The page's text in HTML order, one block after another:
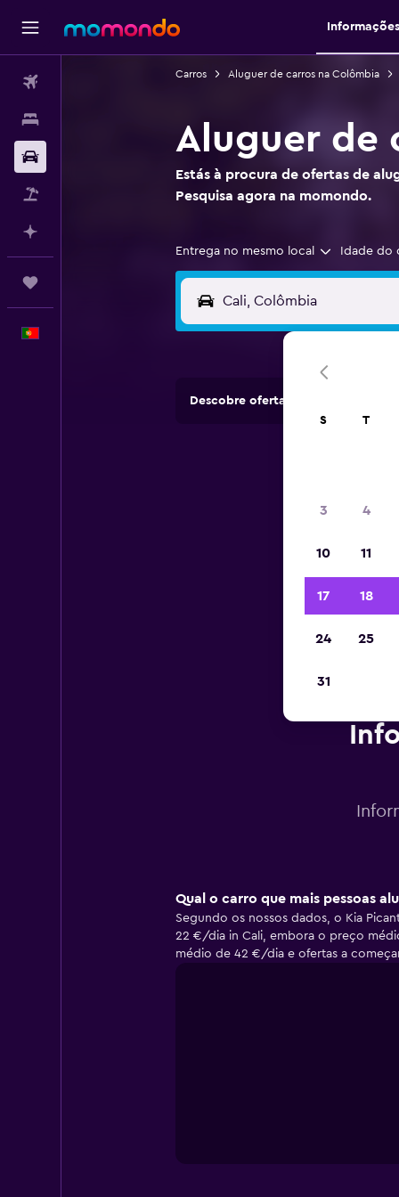
Informações
Carros Aluguer de carros na Colômbia
Aluguer de
Estás à procura de ofertas de
Pesquisa agora na momondo.
Entrega no mesmo local Idade do
Descobre ofertas de rent-a-cars
Qual o carro que mais pessoas
Segundo os nossos dados, o Kia
22 €/dia in Cali, embora o preço
médio de 42 €/dia e ofertas a
S T
3 4
10 11
17 18
24 25
31